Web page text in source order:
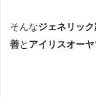
そんなジェネリッ
善と アイリスオーヤ